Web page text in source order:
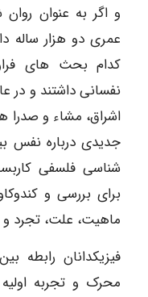
و اگر به عنوان
عمری دو هزار ساله
کدام بحث های
نفسانی داشتند و در
اشراق، مشاء و صدرا
جدیدی درباره نفس
شناسی فلسفی
برای بررسی و
ماهیت، علت، تجرد
فیزیکدانان رابطه
محرک و تجربه